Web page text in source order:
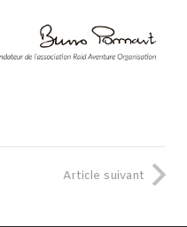
Article suivant